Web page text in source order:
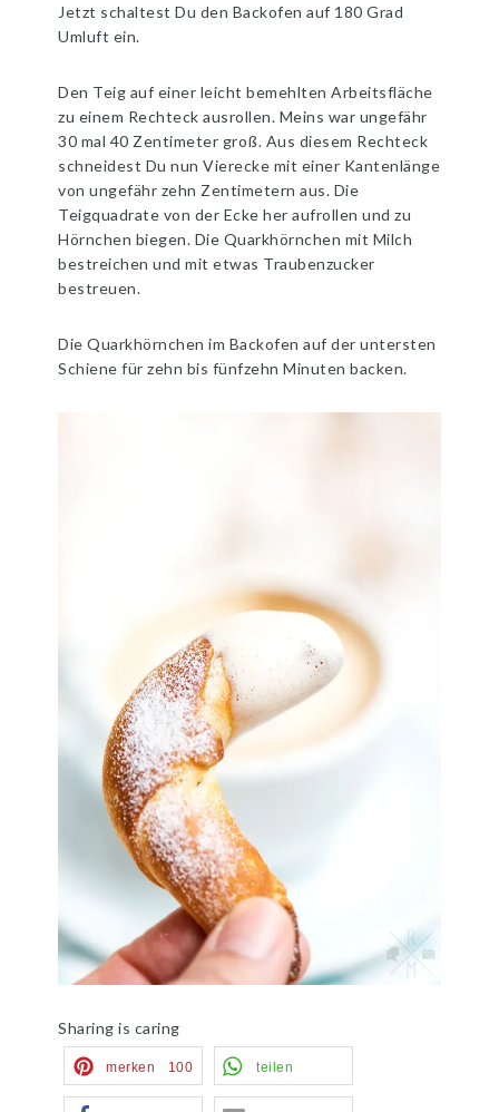
Jetzt schaltest Du den Backofen auf 180 Grad
Umluft ein.
Den Teig auf einer leicht bemehlten Arbeitsfläche
zu einem Rechteck ausrollen. Meins war ungefähr
30 mal 40 Zentimeter groß. Aus diesem Rechteck
schneidest Du nun Vierecke mit einer Kantenlänge
von ungefähr zehn Zentimetern aus. Die
Teigquadrate von der Ecke her aufrollen und zu
Hörnchen biegen. Die Quarkhörnchen mit Milch
bestreichen und mit etwas Traubenzucker
bestreuen.
Die Quarkhörnchen im Backofen auf der untersten
Schiene für zehn bis fünfzehn Minuten backen.
Sharing is caring
merken 100 teilen